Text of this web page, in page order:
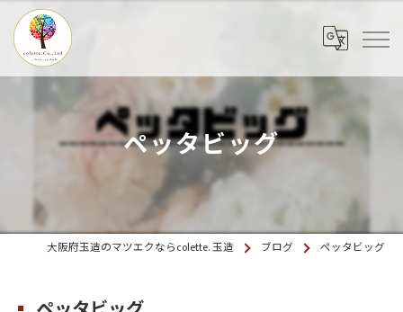
ペッタビッグ
大阪府玉造のマツエクならcolette. 玉造 ブログ ペッタビッグ